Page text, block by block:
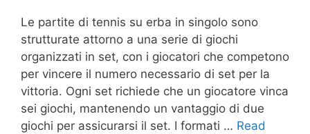
Le partite di tennis su erba in singolo sono
strutturate attorno a una serie di giochi
organizzati in set, con i giocatori che competono
per vincere il numero necessario di set per la
vittoria. Ogni set richiede che un giocatore vinca
sei giochi, mantenendo un vantaggio di due
giochi per assicurarsi il set. I formati … Read